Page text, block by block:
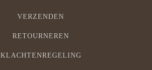
VERZENDEN
RETOURNEREN
KLACHTENREGELING